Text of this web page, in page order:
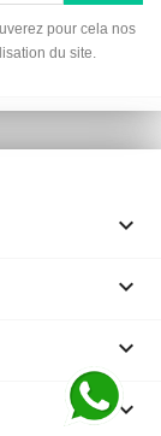
pour cela nos
du site.



keyboard_arrow_down